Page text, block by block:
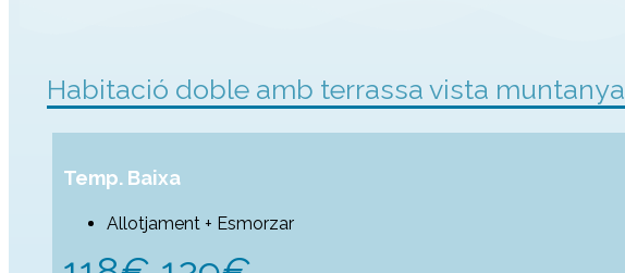
Habitació doble amb terrassa vista muntanya
Temp. Baixa
Allotjament + Esmorzar